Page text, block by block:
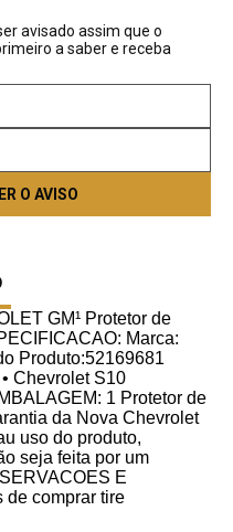
GM¹ Protetor de
Marca:
Produto:52169681
Chevrolet S10
1 Protetor de
da Nova Chevrolet
uso do produto,
seja feita por um
E
de comprar tire